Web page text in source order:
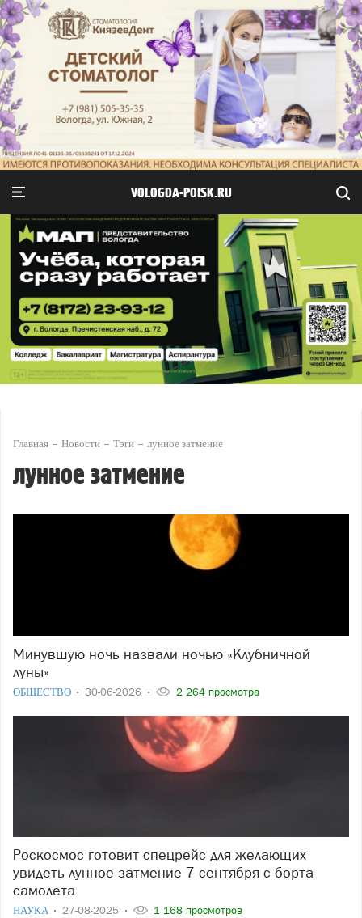
VOLOGDA-POISK.RU
Главная Новости Тэги лунное затмение
лунное затмение
Минувшую ночь назвали ночью «Клубничной
луны»
ОБЩЕСТВО 30-06-2026 2 264 просмотра
Роскосмос готовит спецрейс для желающих
увидеть лунное затмение 7 сентября с борта
самолета
НАУКА 27-08-2025 1 168 просмотров